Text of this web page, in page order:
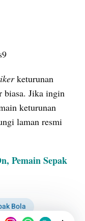
keturunan
biasa. Jika ingin
keturunan
laman resmi
Pemain Sepak
Bola